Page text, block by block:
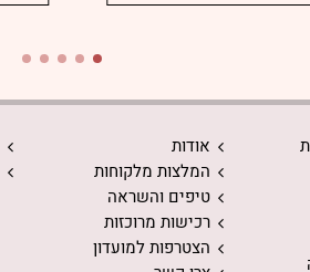
אודות
המלצות מלקוחות
טיפים והשראה
רכישות מרוכזות
הצטרפות למועדון